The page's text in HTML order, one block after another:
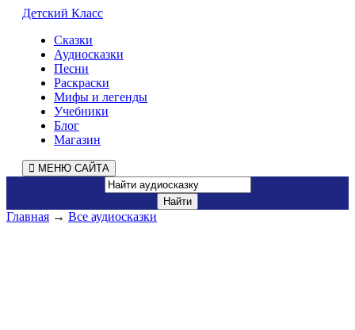
Детский Класс
Сказки
Аудиосказки
Песни
Раскраски
Мифы и легенды
Учебники
Блог
Магазин
МЕНЮ САЙТА
Главная → Все аудиосказки